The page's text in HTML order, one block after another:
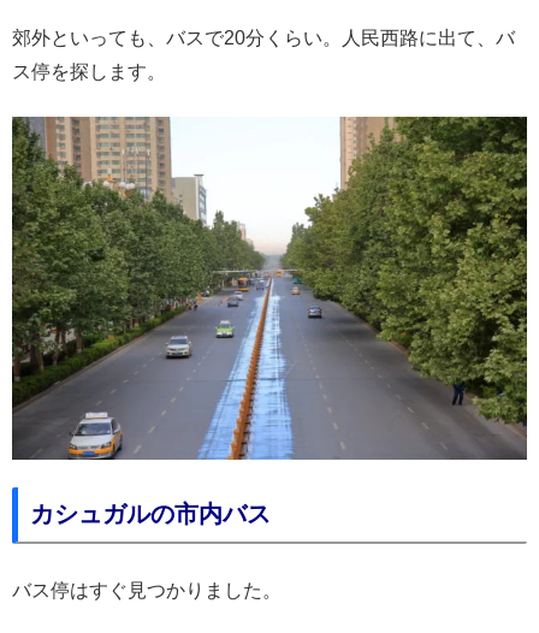
郊外といっても、バスで20分くらい。人民西路に出て、バ
ス停を探します。
カシュガルの市内バス
バス停はすぐ見つかりました。